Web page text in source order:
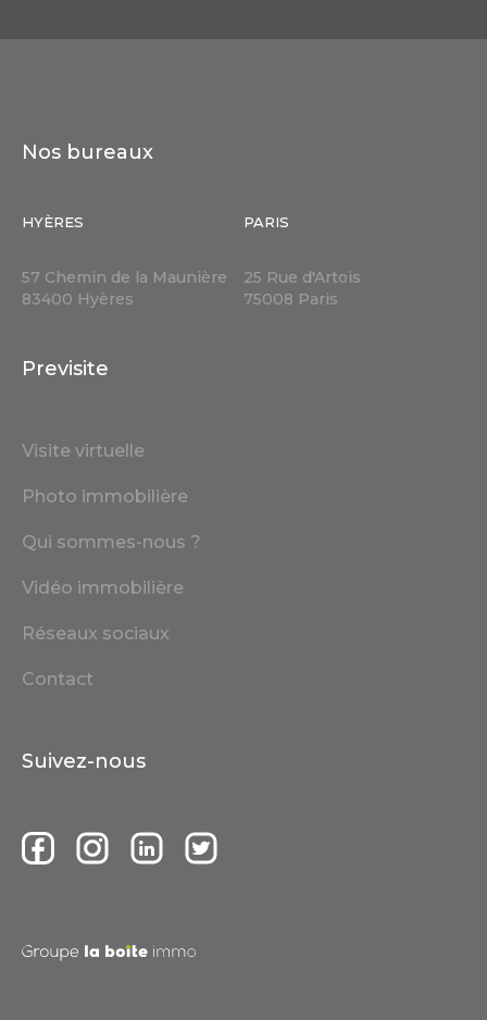
Nos bureaux
HYÈRES
57 Chemin de la Maunière
83400 Hyères
PARIS
25 Rue d'Artois
75008 Paris
Previsite
Visite virtuelle
Photo immobilière
Qui sommes-nous ?
Vidéo immobilière
Réseaux sociaux
Contact
Suivez-nous